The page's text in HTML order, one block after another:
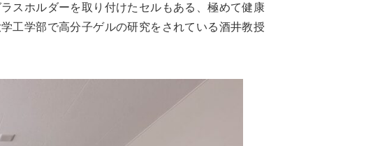
スホルダーを取り付けたセルもある、極めて健康
工学部で高分子ゲルの研究をされている酒井教授